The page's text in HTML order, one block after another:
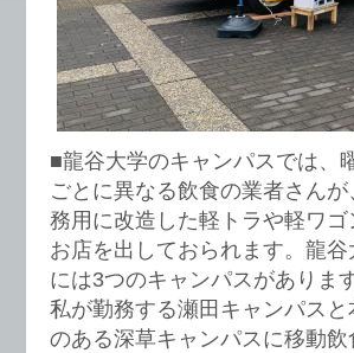
■龍谷大学のキャンパスでは、
ごとに異なる飲食の業者さんが
務用に改造した軽トラや軽ワゴ
お店を出しておられます。龍谷
には3つのキャンパスがあります
私が勤務する瀬田キャンパスと
のある深草キャンパスに移動飲